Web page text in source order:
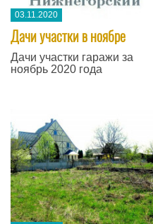
03.11.2020
Дачи участки в ноябре
Дачи участки гаражи за
ноябрь 2020 года